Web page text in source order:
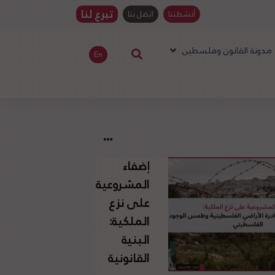
أنشطتنا اتصل بنا تبرع لنا
مدونة القانون وفلسطين En
إضفاء
المشروعية
على نزع
الملكية:
البنية
القانونية